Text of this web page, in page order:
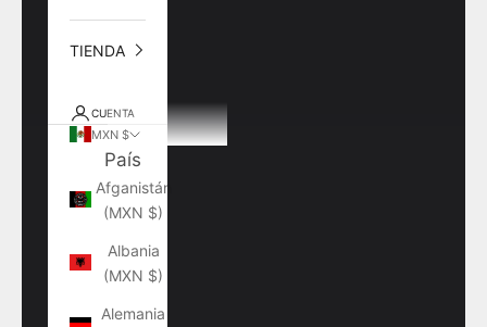
TIENDA
CUENTA
MXN $
País
Afganistán
(MXN $)
Albania
(MXN $)
Alemania